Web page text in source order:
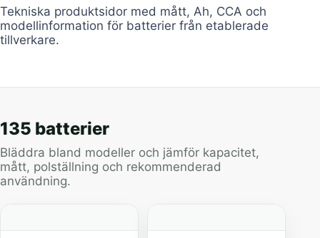
Tekniska produktsidor med mått, Ah, CCA och
modellinformation för batterier från etablerade
tillverkare.
135 batterier
Bläddra bland modeller och jämför kapacitet,
mått, polställning och rekommenderad
användning.